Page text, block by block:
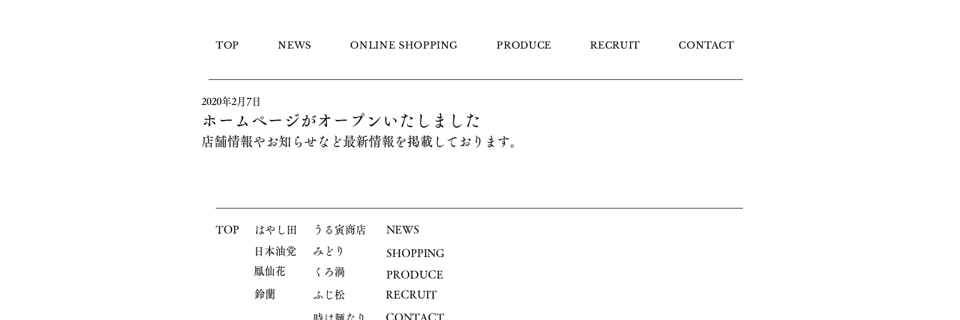
TOP
NEWS ONLINE SHOPPING PRODUCE RECRUIT CONTACT
ホームページがオープンいたしました
2020年2月7日
店舗情報やお知らせなど最新情報を掲載しております。
TOP はやし田
鳳仙花
​日本油党
鈴蘭
うる寅商店
​みどり
くろ渦
ふじ松
NEWS
​SHOPPING
PRODUCE
​RECRUIT
CONTACT